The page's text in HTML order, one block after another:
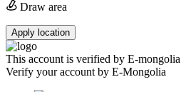
Draw area
Apply location
This account is verified by E-mongolia
Verify your account by E-Mongolia